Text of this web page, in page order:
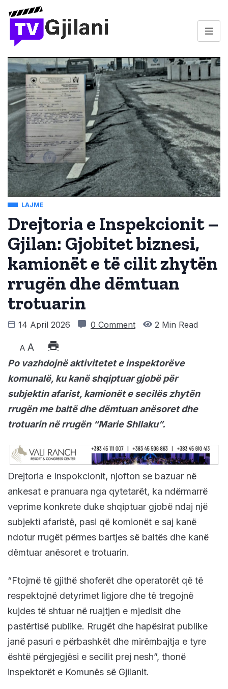
LAJME
Drejtoria e Inspekcionit –
Gjilan: Gjobitet biznesi,
kamionët e të cilit zhytën
rrugën dhe dëmtuan
trotuarin
14 April 2026 0 Comment 2 Min Read
A A
Po vazhdojnë aktivitetet e inspektorëve
komunalë, ku kanë shqiptuar gjobë për
subjektin afarist, kamionët e secilës zhytën
rrugën me baltë dhe dëmtuan anësoret dhe
trotuarin në rrugën “Marie Shllaku”.
Drejtoria e Inspokcionit, njofton se bazuar në
ankesat e pranuara nga qytetarët, ka ndërmarrë
veprime konkrete duke shqiptuar gjobë ndaj një
subjekti afaristë, pasi që komionët e saj kanë
ndotur rrugët përmes bartjes së baltës dhe kanë
dëmtuar anësoret e trotuarin.
“Ftojmë të gjithë shoferët dhe operatorët që të
respektojnë detyrimet ligjore dhe të tregojnë
kujdes të shtuar në ruajtjen e mjedisit dhe
pastërtisë publike. Rrugët dhe hapësirat publike
janë pasuri e përbashkët dhe mirëmbajtja e tyre
është përgjegjësi e secilit prej nesh”, thonë
inspektorët e Komunës së Gjilanit.